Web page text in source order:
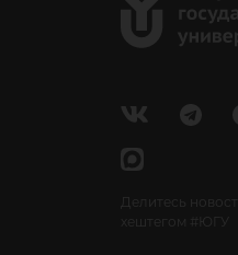
Делитесь
хештегом #ЮГУ